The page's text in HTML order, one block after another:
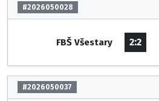
#2026050028
FBŠ Všestary 2:2
#2026050037